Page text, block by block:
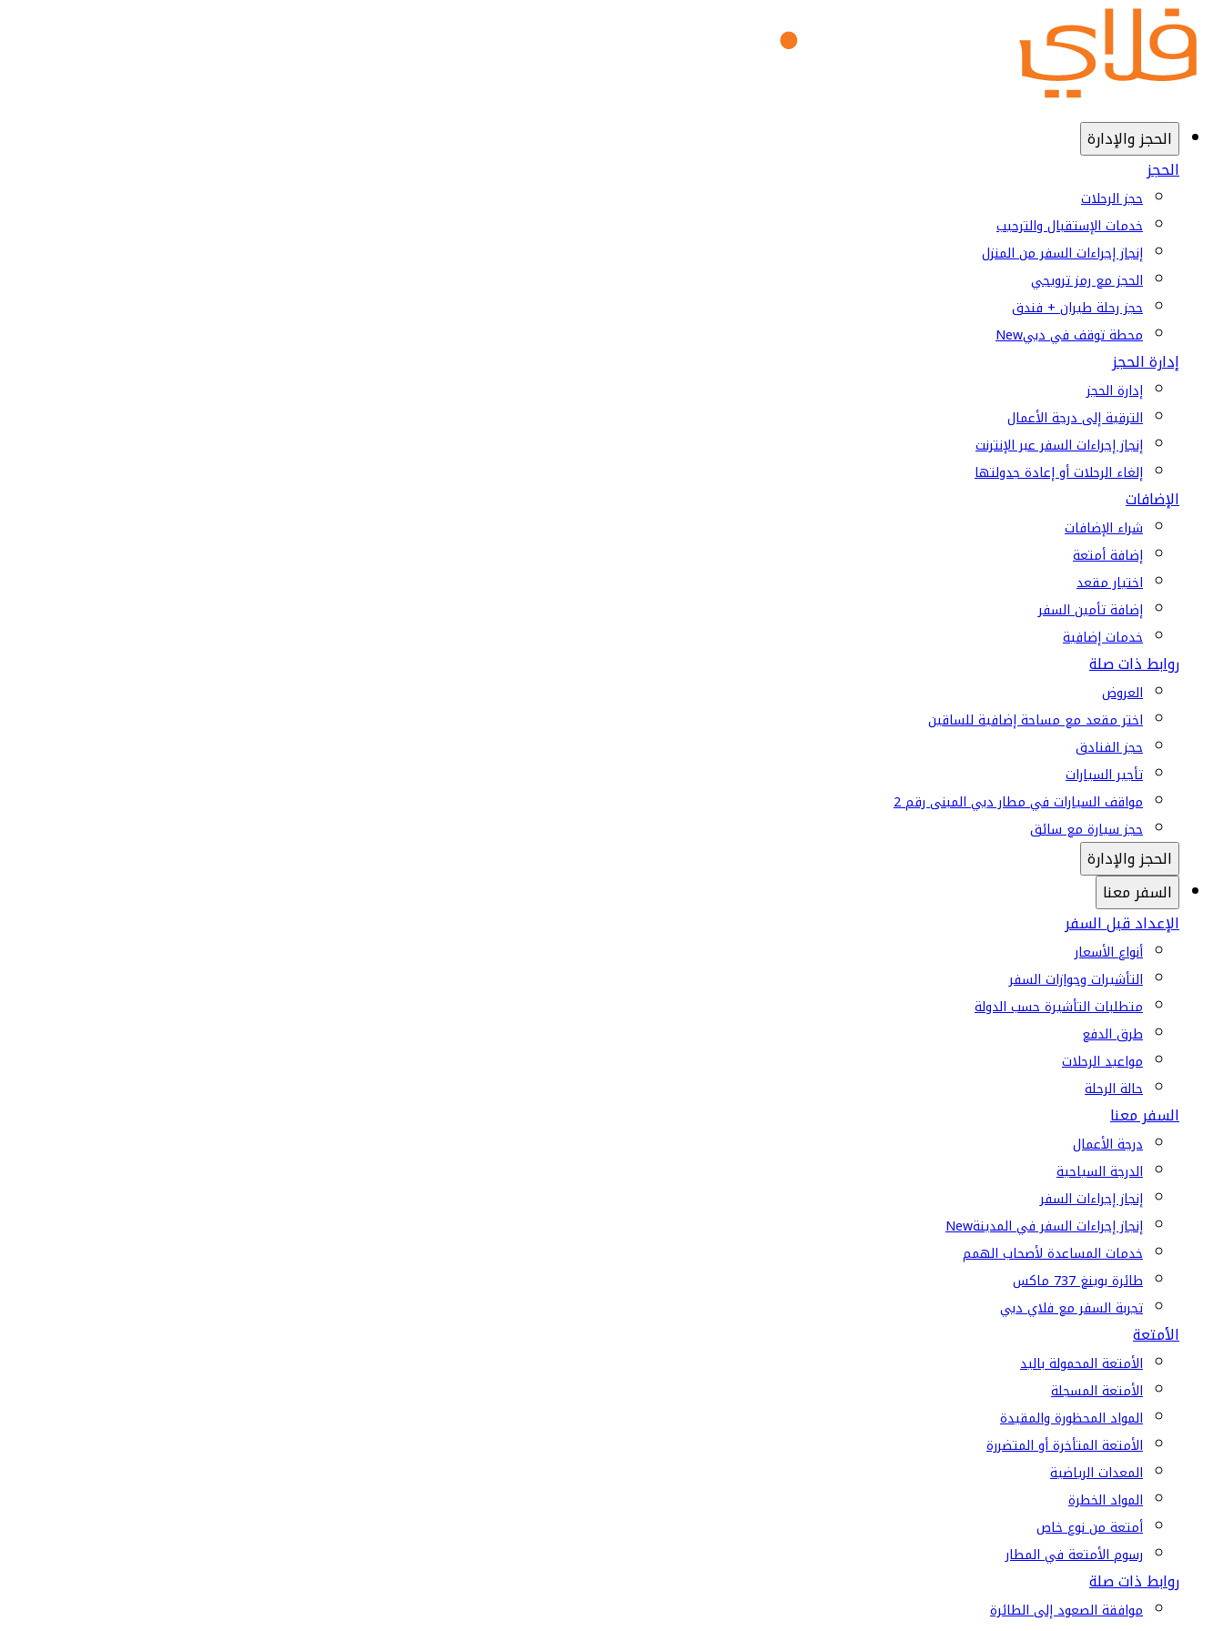
الحجز والإدارة
الحجز
حجز الرحلات
خدمات الإستقبال والترحيب
إنجاز إجراءات السفر من المنزل
الحجز مع رمز ترويجي
حجز رحلة طيران + فندق
محطة توقف في دبيNew
إدارة الحجز
إدارة الحجز
الترقية إلى درجة الأعمال
إنجاز إجراءات السفر عبر الإنترنت
إلغاء الرحلات أو إعادة جدولتها
الإضافات
شراء الإضافات
إضافة أمتعة
اختيار مقعد
إضافة تأمين السفر
خدمات إضافية
روابط ذات صلة
العروض
اختر مقعد مع مساحة إضافية للساقين
حجز الفنادق
تأجير السيارات
مواقف السيارات في مطار دبي المبنى رقم 2
حجز سيارة مع سائق
الحجز والإدارة
السفر معنا
الإعداد قبل السفر
أنواع الأسعار
التأشيرات وجوازات السفر
متطلبات التأشيرة حسب الدولة
طرق الدفع
مواعيد الرحلات
حالة الرحلة
السفر معنا
درجة الأعمال
الدرجة السياحية
إنجاز إجراءات السفر
إنجاز إجراءات السفر في المدينةNew
خدمات المساعدة لأصحاب الهمم
طائرة بوينغ 737 ماكس
تجربة السفر مع فلاي دبي
الأمتعة
الأمتعة المحمولة باليد
الأمتعة المسجلة
المواد المحظورة والمقيدة
الأمتعة المتأخرة أو المتضررة
المعدات الرياضية
المواد الخطرة
أمتعة من نوع خاص
رسوم الأمتعة في المطار
روابط ذات صلة
موافقة الصعود إلى الطائرة